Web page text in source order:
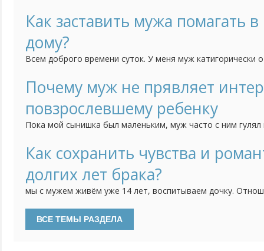
мужа в семье такого не было. Когда поженились я тоже
привычку, мне кажется с такими разговорами семья
Как заставить мужа помагать
дому?
Всем доброго времени суток. У меня муж катигорически
помагает. У сестры муж на все праздники во всем ей
делают вместе. А мой говорит что это моя работа. Как
Почему муж не прявляет
повзрослевшему ребенку
Пока мой сынишка был маленьким, муж часто с ним гулял
компьютером. А с сыном проводит меньше времени. Уже
дворе в футбол, не хочет ездить на рыбалку. Как будто
Как сохранить чувства и
долгих лет брака?
мы с мужем живём уже 14 лет, воспитываем дочку.
романтики, ярких страстей в отношениях с мужем. Дни
иногда меня угнетает. При этом - муж проблемы не видит